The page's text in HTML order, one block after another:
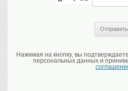
Нажимая на кнопку, вы
персональных данных и